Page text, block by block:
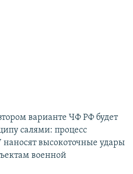
варианте ЧФ РФ будет
салями: процесс
высокоточные удары
военной